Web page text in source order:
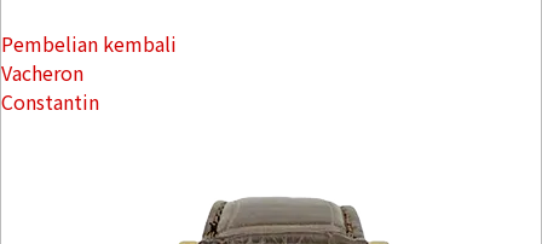
Pembelian kembali
Vacheron
Constantin